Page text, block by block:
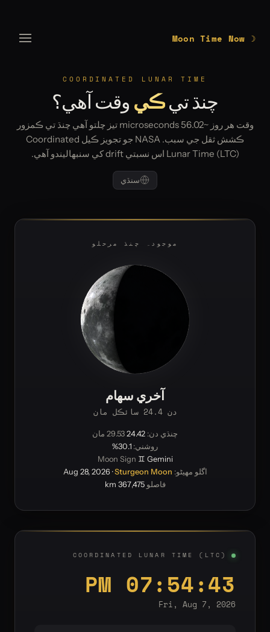
☽ Moon Time Now
COORDINATED LUNAR TIME
چنڌ تيڪي وقت آھي؟
وقت ھر روز ~56.02 microseconds تيز چلتو آھي چنڌ تي ڪمزور
ڪشش ثقل جي سبب. NASA جو تجويز ڪيل Coordinated
Lunar Time (LTC) اس نسبتي drift کي سنبھاليندو آھي.
سنڌي
موجودہ چنڌ مرحلو
آخري سهام
دن 24.4 سائڪل مان
چنڌي دن: 24.42
روشني: 30.1%
Moon Sign ♊ Gemini
اگلو مهيڻو:
Aug 28, 2026·Sturgeon Moon
فاصلو367,475 km
COORDINATED LUNAR TIME (LTC)
07:54:44 PM
Fri, Aug 7, 2026